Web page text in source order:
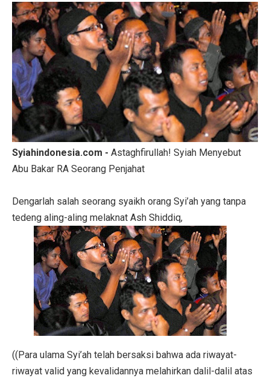
Syiahindonesia.com - Astaghfirullah! Syiah Menyebut
Abu Bakar RA Seorang Penjahat
Dengarlah salah seorang syaikh orang Syi’ah yang tanpa
tedeng aling-aling melaknat Ash Shiddiq,
((Para ulama Syi’ah telah bersaksi bahwa ada riwayat-
riwayat valid yang kevalidannya melahirkan dalil-dalil atas